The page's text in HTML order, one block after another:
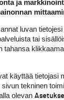
ja
luvan
tai
tahansa
käyttää tietojasi
tekninen
olevan